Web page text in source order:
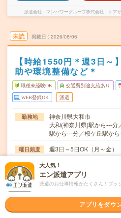
派遣会社 マンパワーグループ株式会社 ケア
未読 掲載日 2026/08/06
【時給1550円＊週3日～
助や環境整備など＊
職種未経験OK 交通費別途支給あり
WEB登録OK 派遣
勤務地
神奈川県大和市
大和(神奈川県)駅から---
駅から---分／桜ケ丘駅か
曜日頻度 週3日～5日OK（月～金
時間
★1日7時間～の時短シフ
トも可能★スタート時間選
期間 長期のお仕事です。開始
時給1550円～ ★日払い
ます）※稼働開始時は手続
大人気！
エン派遣アプリ
派遣のお仕事情報がたくさん！プッ
アプリをダウ